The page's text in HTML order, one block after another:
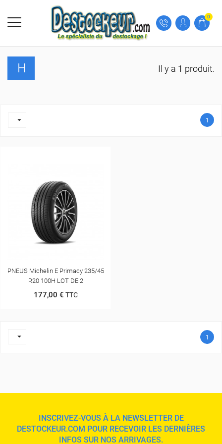
0
H Il y a 1 produit.
 1
PNEUS Michelin E Primacy 235/45
R20 100H LOT DE 2
177,00 € TTC
 1
INSCRIVEZ-VOUS À LA NEWSLETTER DE
DESTOCKEUR.COM POUR RECEVOIR LES DERNIÈRES
INFOS SUR NOS ARRIVAGES.